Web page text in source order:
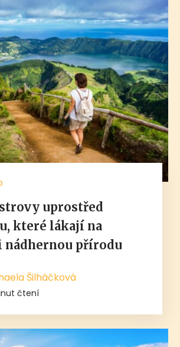
uprostřed
které lákají na
nádhernou přírodu
Šilháčková
čtení